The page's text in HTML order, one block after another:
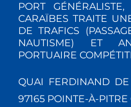
PORT
CARAÏBES TRAITE
DE TRAFICS
NAUTISME) ET
PORTUAIRE
QUAI FERDINAND
97165 POINTE-À-PITRE